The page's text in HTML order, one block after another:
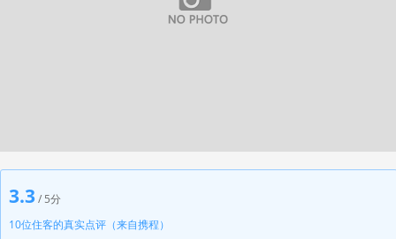
3.3/ 5分
10位住客的真实点评（来自携程）